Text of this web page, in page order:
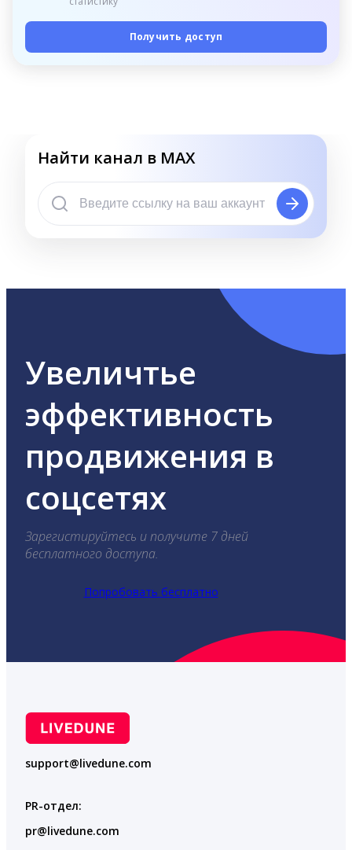
Получить доступ
Найти канал в MAX
Увеличтье
эффективность
продвижения в
соцсетях
Зарегистируйтесь и получите 7 дней
бесплатного доступа.
Попробовать бесплатно
support@livedune.com
PR-отдел:
pr@livedune.com